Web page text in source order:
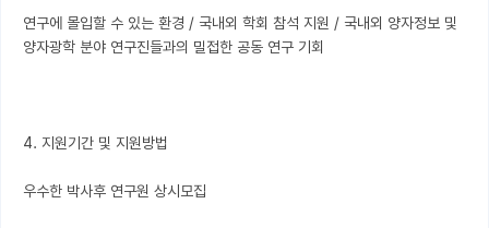
연구에 몰입할 수 있는 환경 / 국내외 학회 참석 지원 / 국내외 양자정보 및
양자광학 분야 연구진들과의 밀접한 공동 연구 기회
4. 지원기간 및 지원방법
우수한 박사후 연구원 상시모집